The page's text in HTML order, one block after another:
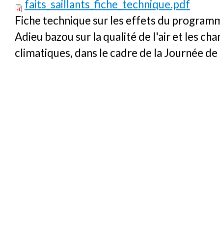
faits_saillants_fiche_technique.pdf
Fiche technique sur les effets du
Adieu bazou sur la qualité de l'air et les
climatiques, dans le cadre de la Journée